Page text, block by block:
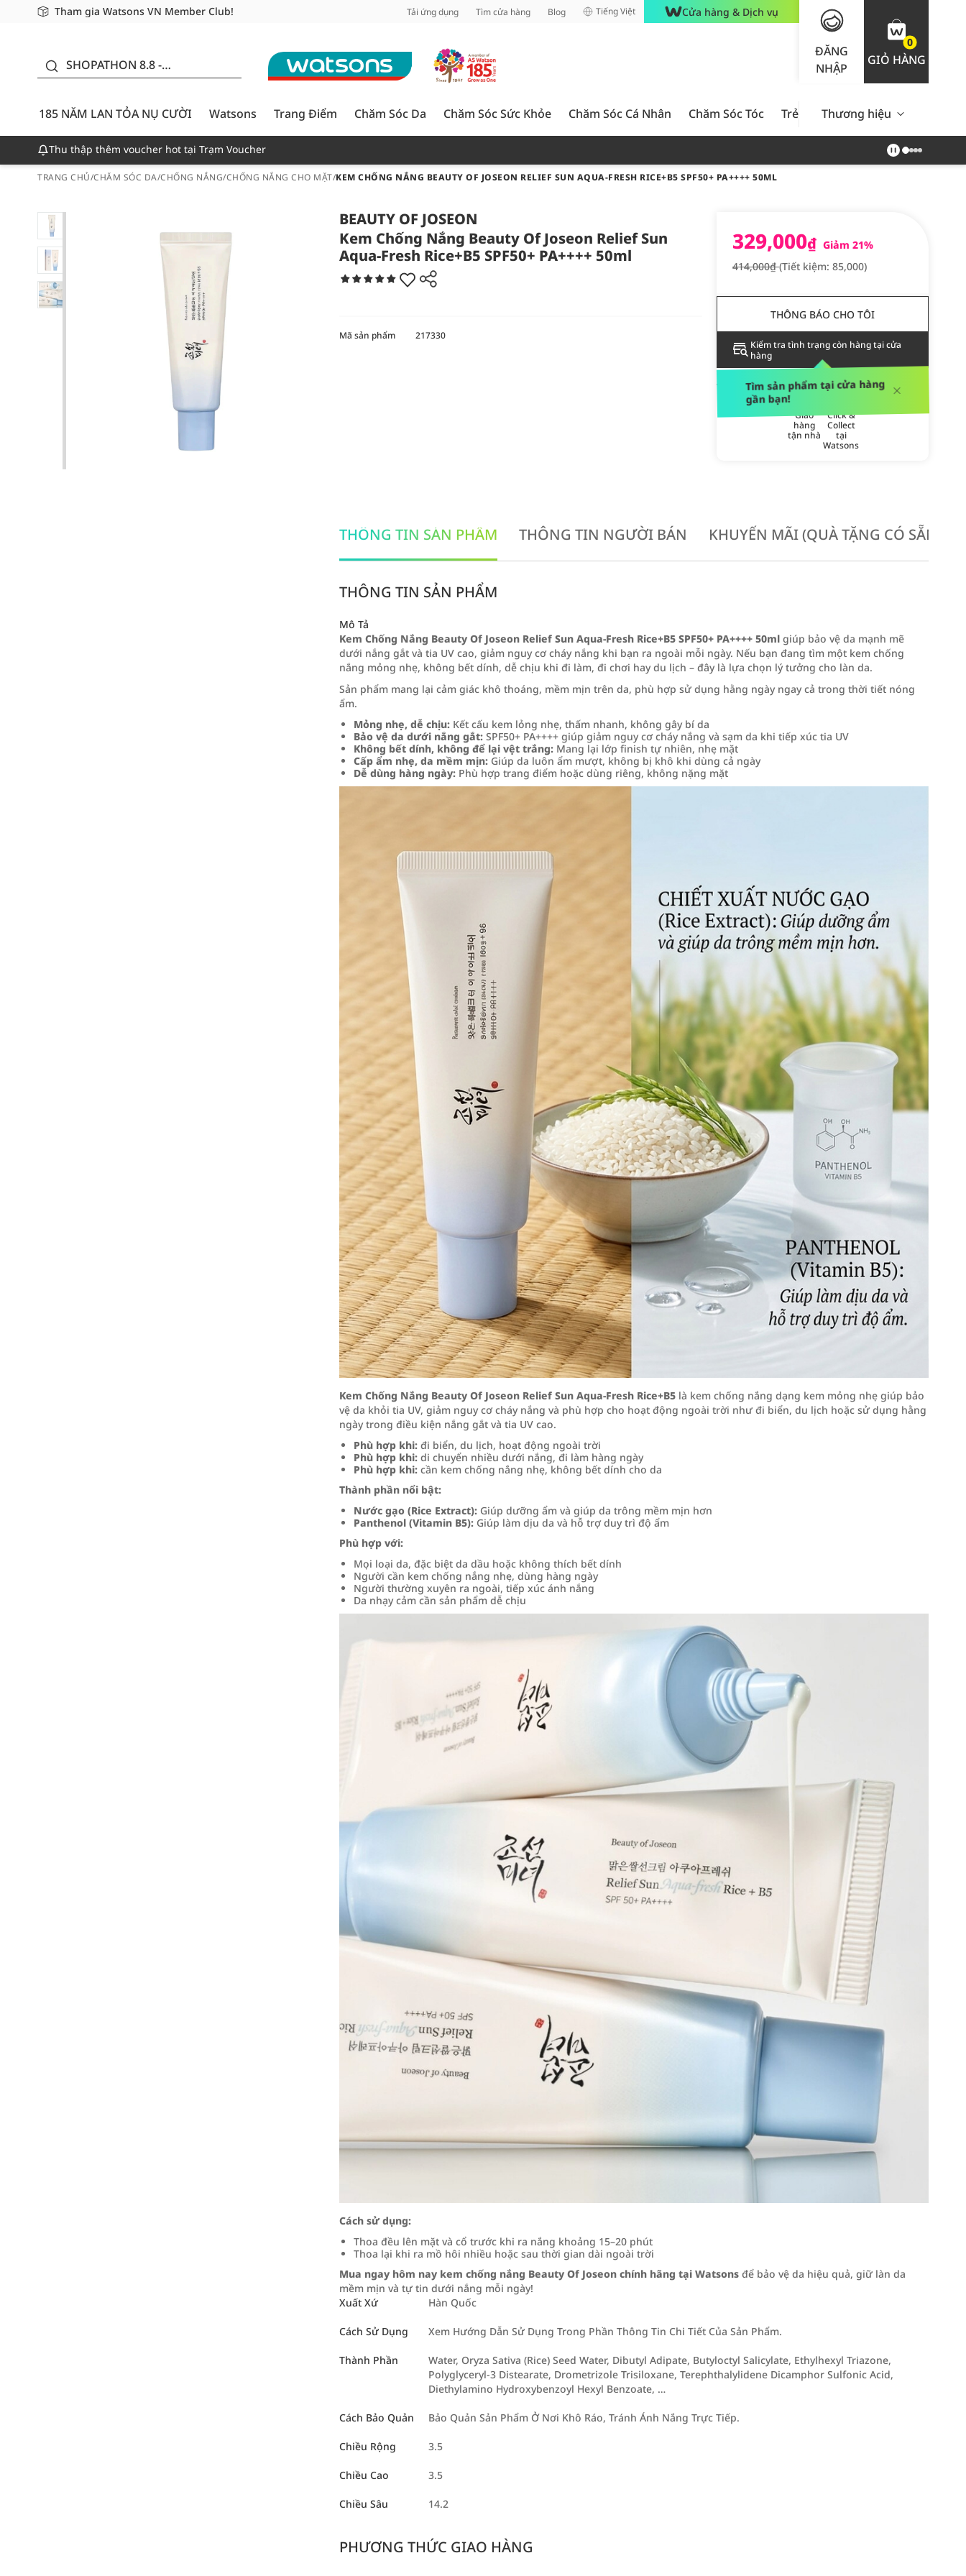
Tham gia Watsons VN Member Club!
Miễn phí giao hàng cho đơn hàng từ 249,000Đ
Giao hàng nhanh 24h - Áp dụng khu vực TP. Hồ Chí Minh Tải ứng dụng Tìm cửa hàng Blog Tiếng Việt Cửa hàng & Dịch vụ
ĐĂNG
NHẬP
0
GIỎ HÀNG
SHOPATHON 8.8 -
CƯỜI - GIẢM ĐẾN
50%
185 NĂM LAN TỎA NỤ CƯỜI
Watsons Trang Điểm Chăm Sóc Da Chăm Sóc Sức Khỏe Chăm Sóc Cá Nhân Chăm Sóc Tóc Trẻ Em Nam Giới Chăm Sóc
Thương hiệu
Thu thập thêm voucher hot tại Trạm Voucher
TRANG CHỦ/CHĂM SÓC DA/CHỐNG NẮNG/CHỐNG NẮNG CHO MẶT/KEM CHỐNG NẮNG BEAUTY OF JOSEON RELIEF SUN AQUA-FRESH RICE+B5 SPF50+ PA++++ 50ML
BEAUTY OF JOSEON
Kem Chống Nắng Beauty Of Joseon Relief Sun
Aqua-Fresh Rice+B5 SPF50+ PA++++ 50ml
329,000₫ Giảm 21%
414,000₫(Tiết kiệm: 85,000)
THÔNG BÁO CHO TÔI
Kiểm tra tình trạng còn hàng tại cửa
hàng
Tìm sản phẩm tại cửa hàng
gần bạn!
Giao
hàng
tận nhà
Click &
Collect
tại
Watsons
Mã sản phẩm 217330
THÔNG TIN SẢN PHẨM THÔNG TIN NGƯỜI BÁN KHUYẾN MÃI (QUÀ TẶNG CÓ SẴN
THÔNG TIN SẢN PHẨM
Mô Tả
Kem Chống Nắng Beauty Of Joseon Relief Sun Aqua-Fresh Rice+B5 SPF50+ PA++++ 50ml giúp bảo vệ da mạnh mẽ
dưới nắng gắt và tia UV cao, giảm nguy cơ cháy nắng khi bạn ra ngoài mỗi ngày. Nếu bạn đang tìm một kem chống
nắng mỏng nhẹ, không bết dính, dễ chịu khi đi làm, đi chơi hay du lịch – đây là lựa chọn lý tưởng cho làn da.
Sản phẩm mang lại cảm giác khô thoáng, mềm mịn trên da, phù hợp sử dụng hằng ngày ngay cả trong thời tiết nóng
ẩm.
Mỏng nhẹ, dễ chịu: Kết cấu kem lỏng nhẹ, thấm nhanh, không gây bí da
Bảo vệ da dưới nắng gắt: SPF50+ PA++++ giúp giảm nguy cơ cháy nắng và sạm da khi tiếp xúc tia UV
Không bết dính, không để lại vệt trắng: Mang lại lớp finish tự nhiên, nhẹ mặt
Cấp ẩm nhẹ, da mềm mịn: Giúp da luôn ẩm mượt, không bị khô khi dùng cả ngày
Dễ dùng hàng ngày: Phù hợp trang điểm hoặc dùng riêng, không nặng mặt
Kem Chống Nắng Beauty Of Joseon Relief Sun Aqua-Fresh Rice+B5 là kem chống nắng dạng kem mỏng nhẹ giúp bảo
vệ da khỏi tia UV, giảm nguy cơ cháy nắng và phù hợp cho hoạt động ngoài trời như đi biển, du lịch hoặc sử dụng hằng
ngày trong điều kiện nắng gắt và tia UV cao.
Phù hợp khi: đi biển, du lịch, hoạt động ngoài trời
Phù hợp khi: di chuyển nhiều dưới nắng, đi làm hàng ngày
Phù hợp khi: cần kem chống nắng nhẹ, không bết dính cho da
Thành phần nổi bật:
Nước gạo (Rice Extract): Giúp dưỡng ẩm và giúp da trông mềm mịn hơn
Panthenol (Vitamin B5): Giúp làm dịu da và hỗ trợ duy trì độ ẩm
Phù hợp với:
Mọi loại da, đặc biệt da dầu hoặc không thích bết dính
Người cần kem chống nắng nhẹ, dùng hàng ngày
Người thường xuyên ra ngoài, tiếp xúc ánh nắng
Da nhạy cảm cần sản phẩm dễ chịu
Cách sử dụng:
Thoa đều lên mặt và cổ trước khi ra nắng khoảng 15–20 phút
Thoa lại khi ra mồ hôi nhiều hoặc sau thời gian dài ngoài trời
Mua ngay hôm nay kem chống nắng Beauty Of Joseon chính hãng tại Watsons để bảo vệ da hiệu quả, giữ làn da
mềm mịn và tự tin dưới nắng mỗi ngày!
Xuất Xứ
Hàn Quốc
Cách Sử Dụng Xem Hướng Dẫn Sử Dụng Trong Phần Thông Tin Chi Tiết Của Sản Phẩm.
Thành Phần
Water, Oryza Sativa (Rice) Seed Water, Dibutyl Adipate, Butyloctyl Salicylate, Ethylhexyl Triazone,
Polyglyceryl-3 Distearate, Drometrizole Trisiloxane, Terephthalylidene Dicamphor Sulfonic Acid,
Diethylamino Hydroxybenzoyl Hexyl Benzoate, …
Cách Bảo Quản Bảo Quản Sản Phẩm Ở Nơi Khô Ráo, Tránh Ánh Nắng Trực Tiếp.
Chiều Rộng 3.5
Chiều Cao 3.5
Chiều Sâu 14.2
PHƯƠNG THỨC GIAO HÀNG